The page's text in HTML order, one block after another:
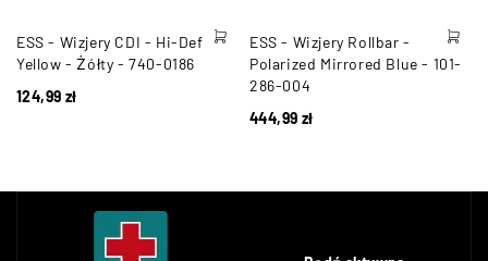
ESS - Wizjery CDI - Hi-Def
Yellow - Żółty - 740-0186
124,99 zł
ESS - Wizjery Rollbar -
Polarized Mirrored Blue - 101-
286-004
444,99 zł